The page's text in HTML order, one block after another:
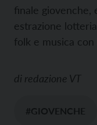
finale giovenche,
estrazione
folk e musica con
di redazione VT
#GIOVENCHE